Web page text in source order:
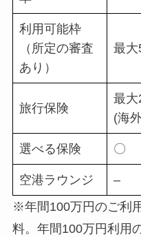
利用可能枠
（所定の審査
あり）
最
旅行保険
最大
(海
選べる保険 〇
空港ラウンジ –
※年間100万円のご利
料。年間100万円利用